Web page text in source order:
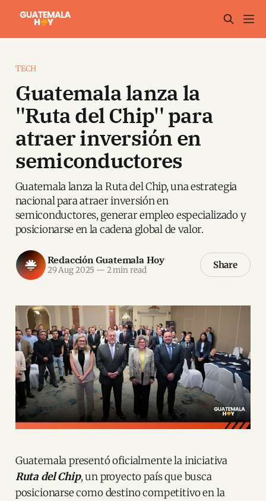
TECH
Guatemala lanza la
''Ruta del Chip'' para
atraer inversión en
semiconductores
Guatemala lanza la Ruta del Chip, una estrategia
nacional para atraer inversión en
semiconductores, generar empleo especializado y
posicionarse en la cadena global de valor.
Redacción Guatemala Hoy
29 Aug 2025 — 2 min read Share
Guatemala presentó oficialmente la iniciativa
Ruta del Chip, un proyecto país que busca
posicionarse como destino competitivo en la